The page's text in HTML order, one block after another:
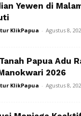
Yewen di
KlikPapua - Agustus 8,
Papua Adu
2026
KlikPapua - Agustus 8,